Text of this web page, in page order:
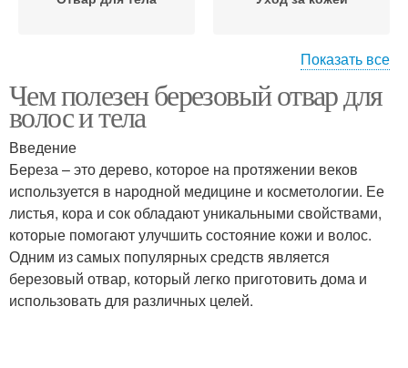
использования
Показать все
Чем полезен березовый отвар для
волос и тела
Введение
Береза – это дерево, которое на протяжении веков
используется в народной медицине и косметологии. Ее
листья, кора и сок обладают уникальными свойствами,
которые помогают улучшить состояние кожи и волос.
Одним из самых популярных средств является
березовый отвар, который легко приготовить дома и
использовать для различных целей.